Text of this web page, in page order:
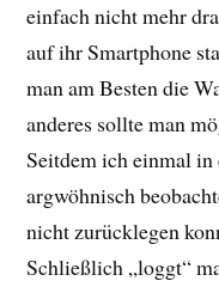
einfach nicht mehr
auf ihr Smartphone
man am Besten die
anderes sollte man
Seitdem ich einmal
argwöhnisch
nicht zurücklegen
Schließlich „loggt“